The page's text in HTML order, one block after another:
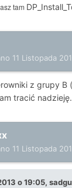
tam
11 Listopada
z grupy
tracić nadzieję.
11 Listopada
o 19:05,